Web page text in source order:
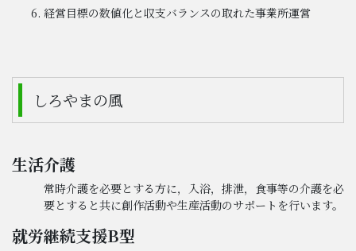
経営目標の数値化と収支バランスの取れた事業所運営
しろやまの風
生活介護
常時介護を必要とする方に，入浴，排泄，食事等の介護を必
要とすると共に創作活動や生産活動のサポートを行います。
就労継続支援B型